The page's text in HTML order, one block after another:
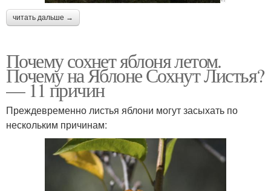
читать дальше →
Почему сохнет яблоня летом.
Почему на Яблоне Сохнут Листья?
— 11 причин
Преждевременно листья яблони могут засыхать по
нескольким причинам: